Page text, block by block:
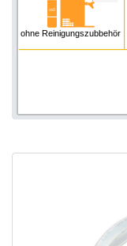
ohne Reinigungszubbehör